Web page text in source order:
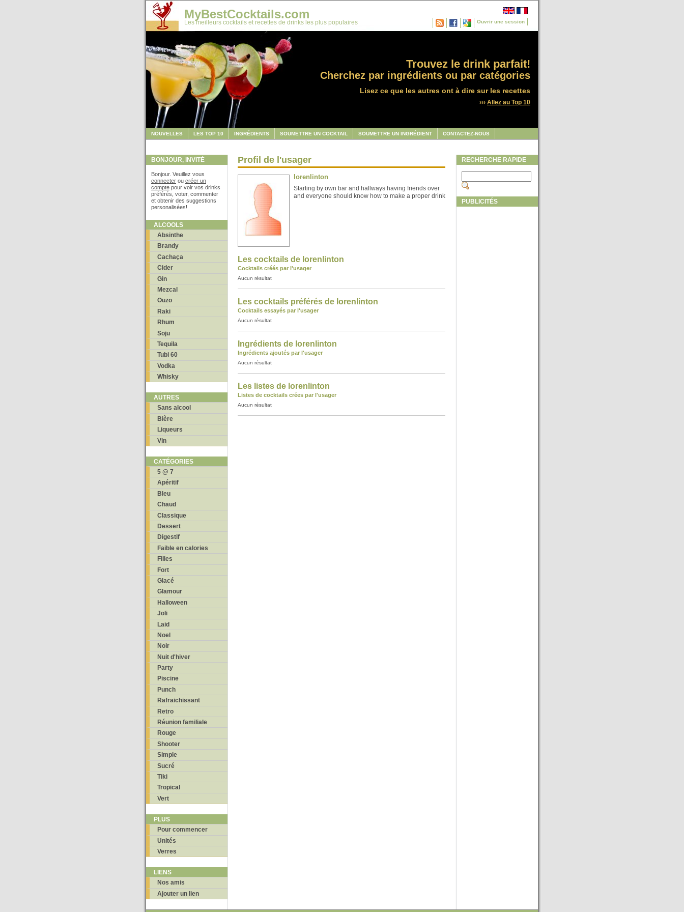
Ouvrir une session
MyBestCocktails.com
Les meilleurs cocktails et recettes de drinks les plus populaires
Trouvez le drink parfait!
Cherchez par ingrédients ou par catégories
Lisez ce que les autres ont à dire sur les recettes
››› Allez au Top 10
NOUVELLES LES TOP 10 INGRÉDIENTS SOUMETTRE UN COCKTAIL SOUMETTRE UN INGRÉDIENT CONTACTEZ-NOUS
BONJOUR, INVITÉ
Bonjour. Veuillez vous
connecter ou créer un
compte pour voir vos drinks
préférés, voter, commenter
et obtenir des suggestions
personalisées!
ALCOOLS
Absinthe
Brandy
Cachaça
Cider
Gin
Mezcal
Ouzo
Raki
Rhum
Soju
Tequila
Tubi 60
Vodka
Whisky
AUTRES
Sans alcool
Bière
Liqueurs
Vin
CATÉGORIES
5 @ 7
Apéritif
Bleu
Chaud
Classique
Dessert
Digestif
Faible en calories
Filles
Fort
Glacé
Glamour
Halloween
Joli
Laid
Noel
Noir
Nuit d'hiver
Party
Piscine
Punch
Rafraichissant
Retro
Réunion familiale
Rouge
Shooter
Simple
Sucré
Tiki
Tropical
Vert
PLUS
Pour commencer
Unités
Verres
LIENS
Nos amis
Ajouter un lien
Profil de l'usager
lorenlinton
Starting by own bar and hallways having friends over
and everyone should know how to make a proper drink
Les cocktails de lorenlinton
Cocktails créés par l'usager
Aucun résultat
Les cocktails préférés de lorenlinton
Cocktails essayés par l'usager
Aucun résultat
Ingrédients de lorenlinton
Ingrédients ajoutés par l'usager
Aucun résultat
Les listes de lorenlinton
Listes de cocktails crées par l'usager
Aucun résultat
RECHERCHE RAPIDE
PUBLICITÉS